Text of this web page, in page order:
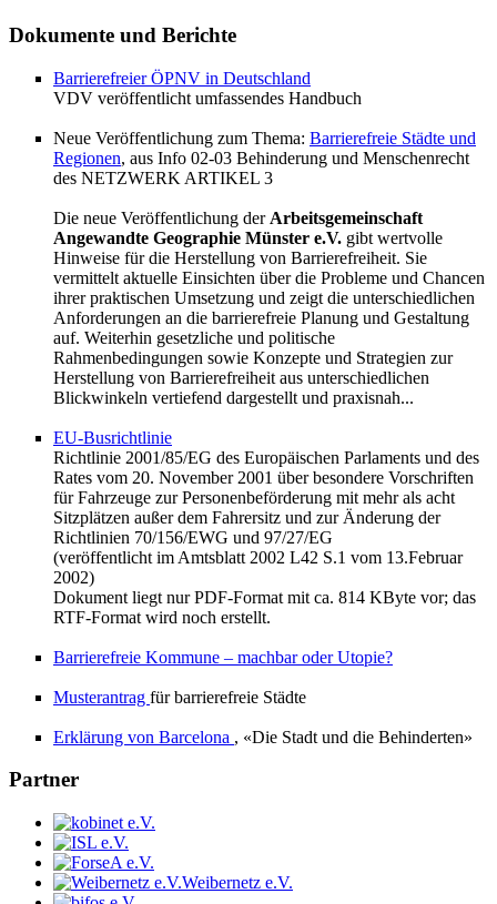
Dokumente und Berichte
Barrierefreier ÖPNV in Deutschland
VDV veröffentlicht umfassendes Handbuch
Neue Veröffentlichung zum Thema: Barrierefreie Städte und
Regionen, aus Info 02-03 Behinderung und Menschenrecht
des NETZWERK ARTIKEL 3
Die neue Veröffentlichung der Arbeitsgemeinschaft
Angewandte Geographie Münster e.V. gibt wertvolle
Hinweise für die Herstellung von Barrierefreiheit. Sie
vermittelt aktuelle Einsichten über die Probleme und Chancen
ihrer praktischen Umsetzung und zeigt die unterschiedlichen
Anforderungen an die barrierefreie Planung und Gestaltung
auf. Weiterhin gesetzliche und politische
Rahmenbedingungen sowie Konzepte und Strategien zur
Herstellung von Barrierefreiheit aus unterschiedlichen
Blickwinkeln vertiefend dargestellt und praxisnah...
EU-Busrichtlinie
Richtlinie 2001/85/EG des Europäischen Parlaments und des
Rates vom 20. November 2001 über besondere Vorschriften
für Fahrzeuge zur Personenbeförderung mit mehr als acht
Sitzplätzen außer dem Fahrersitz und zur Änderung der
Richtlinien 70/156/EWG und 97/27/EG
(veröffentlicht im Amtsblatt 2002 L42 S.1 vom 13.Februar
2002)
Dokument liegt nur PDF-Format mit ca. 814 KByte vor; das
RTF-Format wird noch erstellt.
Barrierefreie Kommune – machbar oder Utopie?
Musterantrag für barrierefreie Städte
Erklärung von Barcelona , «Die Stadt und die Behinderten»
Partner
Weibernetz e.V.